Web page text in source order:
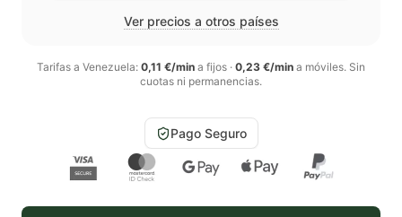
Ver precios a otros países
Tarifas a Venezuela: 0,11 €/min a fijos · 0,23 €/min a móviles. Sin
cuotas ni permanencias.
Pago Seguro